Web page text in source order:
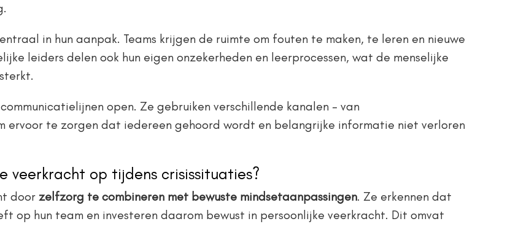
in hun aanpak. Teams krijgen de ruimte om fouten te maken, te leren en nieuwe
leiders delen ook hun eigen onzekerheden en leerprocessen, wat de menselijke
open. Ze gebruiken verschillende kanalen – van
ervoor te zorgen dat iedereen gehoord wordt en belangrijke informatie niet verloren
veerkracht op tijdens crisissituaties?
door zelfzorg te combineren met bewuste mindsetaanpassingen. Ze erkennen dat
op hun team en investeren daarom bewust in persoonlijke veerkracht. Dit omvat